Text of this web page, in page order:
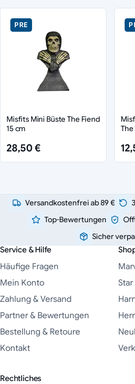
PRE
Misfits Mini Büste The Fiend
15 cm
28,50 €
The
Versandkostenfrei ab 89 €
Top-Bewertungen
Sicher
Service & Hilfe
Häufige Fragen
Mein Konto
Zahlung & Versand
Partner & Bewertungen
Bestellung & Retoure
Kontakt
Star
Rechtliches